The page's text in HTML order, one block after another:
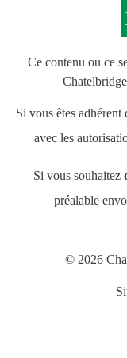
Ce contenu ou ce
Si vous êtes
avec les
Si vous souhaitez
préalable
© 2026